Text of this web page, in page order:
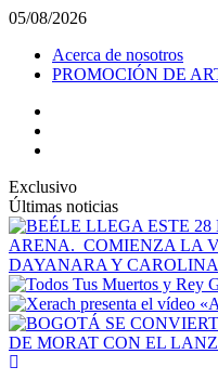
Saltar
contenido
05/08/2026
Acerca de nosotros
PROMOCIÓN DE
Exclusivo
Últimas noticias
ARENA. COMIENZA LA
DAYANARA Y
DE MORAT CON EL